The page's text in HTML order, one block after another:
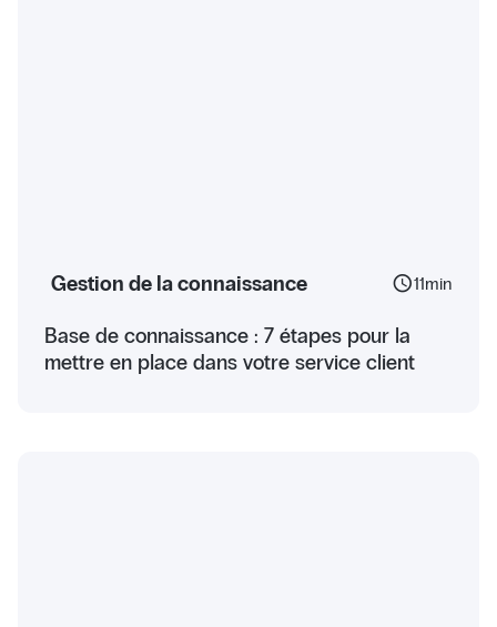
Gestion de la connaissance schedule11min
Base de connaissance : 7 étapes pour la
mettre en place dans votre service client